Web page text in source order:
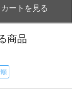
カートを見る
商品